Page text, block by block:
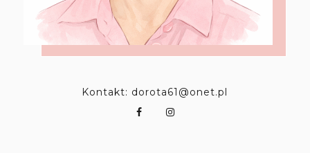
Kontakt: dorota61@onet.pl